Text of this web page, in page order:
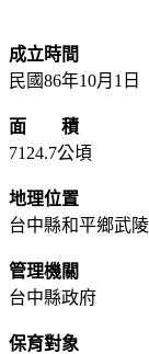
成立時間
民國86年10月1日
面 積
7124.7公頃
地理位置
台中縣和平鄉武
管理機關
台中縣政府
保育對象